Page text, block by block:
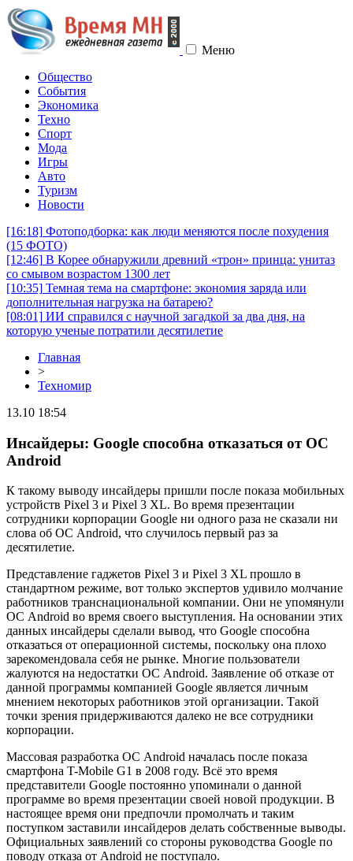
Меню
Общество
События
Экономика
Техно
Спорт
Мода
Игры
Авто
Туризм
Новости
[16:18] Фотоподборка: как люди меняются после похудения
(15 ФОТО)
[12:46] В Корее обнаружили древний «трон» принца: унитаз
со смывом возрастом 1300 лет
[10:35] Темная тема на смартфоне: экономия заряда или
дополнительная нагрузка на батарею?
[08:01] ИИ справился с научной загадкой за два дня, на
которую ученые потратили десятилетие
Главная
>
Техномир
13.10 18:54
Инсайдеры: Google способна отказаться от ОС
Android
К такому выводу инсайдеры пришли после показа мобильных
устройств Pixel 3 и Pixel 3 XL. Во время презентации
сотрудники корпорации Google ни одного раза не сказали ни
слова об ОС Android, что случилось первый раз за
десятилетие.
Представление гаджетов Pixel 3 и Pixel 3 XL прошло в
стандартном режиме, вот только экспертов удивило молчание
работников транснациональной компании. Они не упомянули
ОС Android во время своего выступления. На основании этих
данных инсайдеры сделали вывод, что Google способна
отказаться от операционной системы, поскольку она плохо
зарекомендовала себя не рынке. Многие пользователи
жалуются на недостатки ОС Android. Заявление об отказе от
данной программы компанией Google является личным
мнением некоторых работников этой организации. Такой
точки зрения придерживаются далеко не все сотрудники
корпорации.
Массовая разработка ОС Android началась после показа
смартфона T-Mobile G1 в 2008 году. Всё это время
представители Google постоянно упоминали о данной
программе во время презентации своей новой продукции. В
настоящее время они предпочли промолчать и таким
поступком заставили инсайдеров делать собственные выводы.
Официальных заявлений со стороны руководства Google по
поводу отказа от Android не поступало.